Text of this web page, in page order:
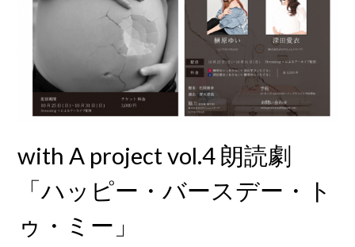
with A project vol.4 朗読劇
「ハッピー・バースデー・ト
ゥ・ミー」